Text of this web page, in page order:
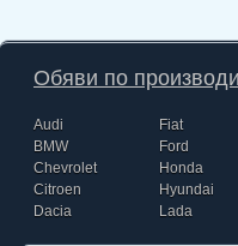
Обяви по
Audi
BMW
Chevrolet
Citroen
Dacia
Fiat
Ford
Honda
Hyundai
Lada